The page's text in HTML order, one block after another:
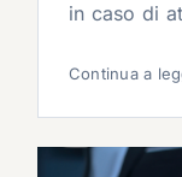
in caso di
Continua a